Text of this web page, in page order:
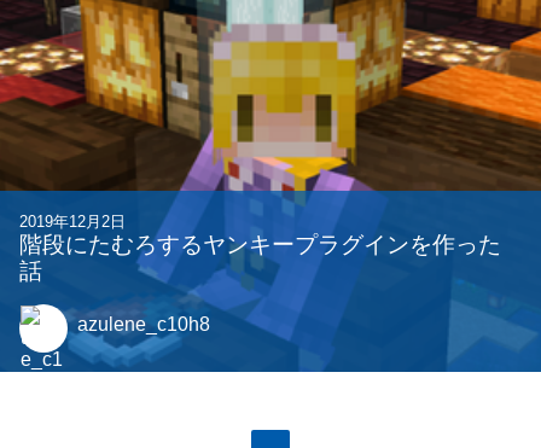
2019年12月2日
階段にたむろするヤンキープラグインを作った
話
azulene_c10h8